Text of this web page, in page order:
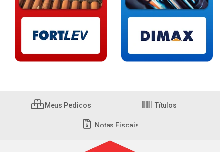
Meus Pedidos Títulos
Notas Fiscais